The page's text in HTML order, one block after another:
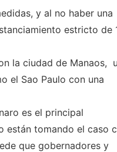
y al no haber una
estricto de
la ciudad de Manaos,
el Sao Paulo con una
es el principal
están tomando el caso
que gobernadores y